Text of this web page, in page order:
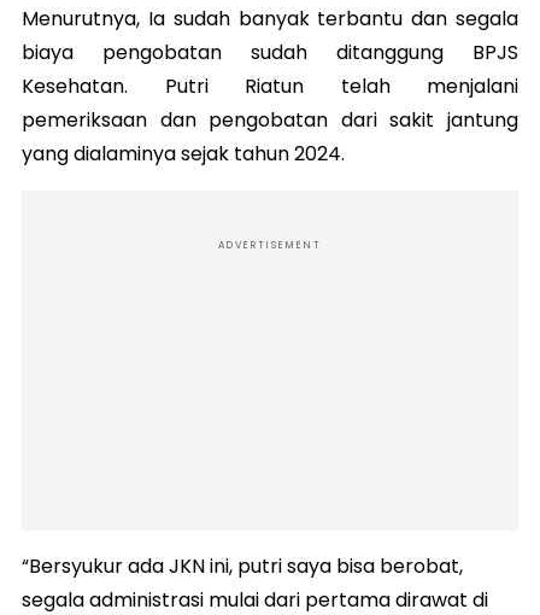
Menurutnya, Ia sudah banyak terbantu dan segala
biaya pengobatan sudah ditanggung BPJS
Kesehatan. Putri Riatun telah menjalani
pemeriksaan dan pengobatan dari sakit jantung
yang dialaminya sejak tahun 2024.
ADVERTISEMENT
“Bersyukur ada JKN ini, putri saya bisa berobat,
segala administrasi mulai dari pertama dirawat di